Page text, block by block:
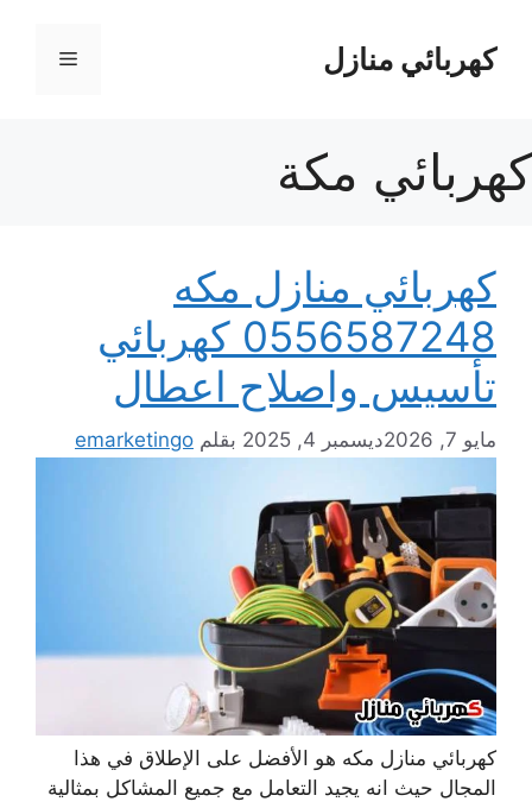
المحتوىكهربائي منازل القائمة
كهربائي مكة
كهربائي منازل مكه
0556587248 كهربائي
تأسيس واصلاح اعطال
مايو 7, 2026 ديسمبر 4, 2025 بقلم emarketingo
كهربائي منازل مكه هو الأفضل على الإطلاق في هذا
المجال حيث انه يجيد التعامل مع جميع المشاكل بمثالية